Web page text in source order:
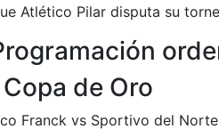
Atlético Pilar disputa su
de Oro
Franck vs Sportivo del Norte